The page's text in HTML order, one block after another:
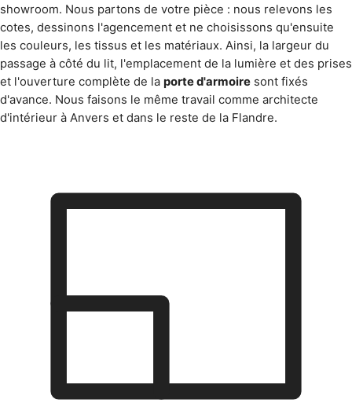
showroom. Nous partons de votre pièce : nous relevons les
cotes, dessinons l'agencement et ne choisissons qu'ensuite
les couleurs, les tissus et les matériaux. Ainsi, la largeur du
passage à côté du lit, l'emplacement de la lumière et des prises
et l'ouverture complète de la porte d'armoire sont fixés
d'avance. Nous faisons le même travail comme architecte
d'intérieur à Anvers et dans le reste de la Flandre.